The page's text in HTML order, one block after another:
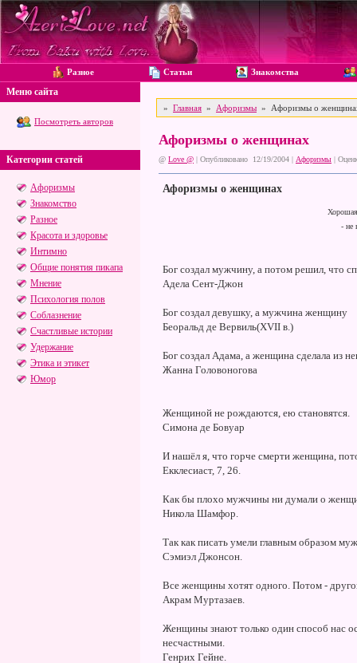
Разное Статьи Знакомства
Меню сайта
Посмотреть авторов
Категории статей
Афоризмы
Знакомство
Разное
Красота и здоровье
Интимно
Общие понятия пикапа
Мнение
Психология полов
Соблазнение
Счастливые истории
Удержание
Этика и этикет
Юмор
» Главная » Афоризмы » Афоризмы о
Афоризмы о женщинах
@ Love @ | Опубликовано 12/19/2004 | Афоризмы |
Афоризмы о женщинах
- не
Бог создал мужчину, а потом решил, что
Адела Сент-Джон
Бог создал девушку, а мужчина женщину
Беоральд де Вервиль(XVII в.)
Бог создал Адама, а женщина сделала из
Жанна Головоногова
Женщиной не рождаются, ею становятся.
Симона де Бовуар
И нашёл я, что горче смерти женщина,
Екклесиаст, 7, 26.
Как бы плохо мужчины ни думали о
Никола Шамфор.
Так как писать умели главным образом
Сэмиэл Джонсон.
Все женщины хотят одного. Потом -
Акрам Муртазаев.
Женщины знают только один способ нас
несчастными.
Генрих Гейне.